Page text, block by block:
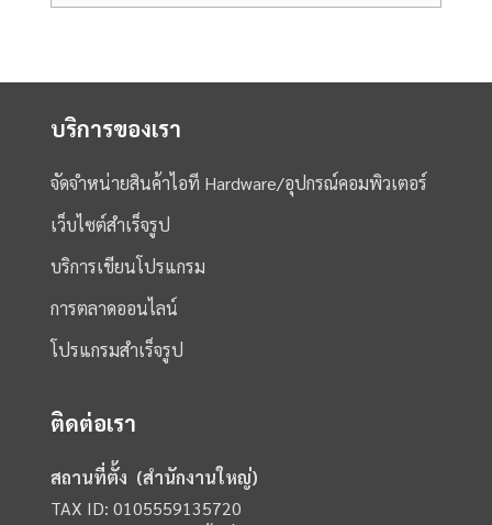
บริการของเรา
จัดจำหน่ายสินค้าไอที Hardware/อุปกรณ์คอมพิวเตอร์
เว็บไซต์สำเร็จรูป
บริการเขียนโปรแกรม
การตลาดออนไลน์
โปรแกรมสำเร็จรูป
ติดต่อเรา
สถานที่ตั้ง (สำนักงานใหญ่)
TAX ID: 0105559135720